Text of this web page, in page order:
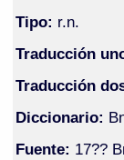
Tipo: r.n.
Traducción
Traducción
Diccionario:
Fuente: 17??